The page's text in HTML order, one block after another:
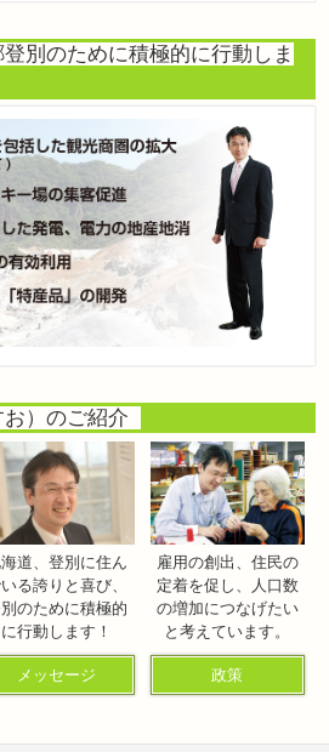
別のために積極的に行動しま
）のご紹介
道、登別に住ん
る誇りと喜び、
のために積極的
に行動します！
メッセージ
雇用の創出、住民の
定着を促し、人口数
の増加につなげたい
と考えています。
政策